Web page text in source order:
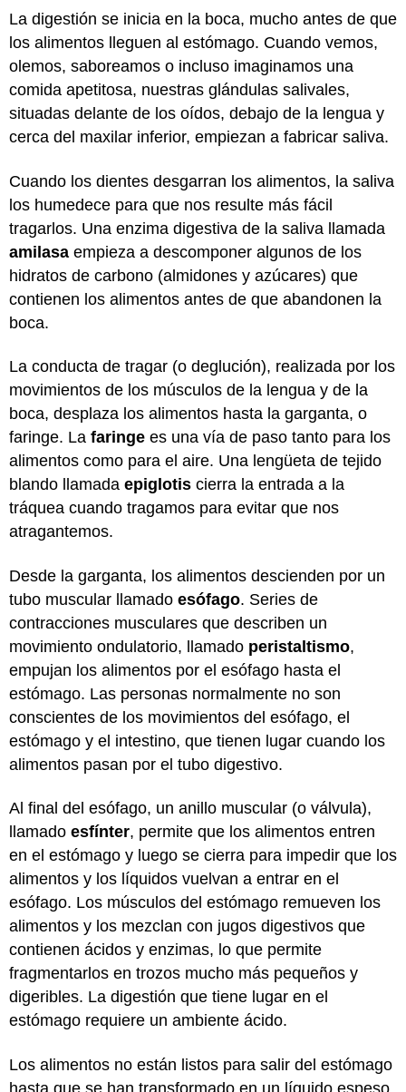
La digestión se inicia en la boca, mucho antes de que
los alimentos lleguen al estómago. Cuando vemos,
olemos, saboreamos o incluso imaginamos una
comida apetitosa, nuestras glándulas salivales,
situadas delante de los oídos, debajo de la lengua y
cerca del maxilar inferior, empiezan a fabricar saliva.
Cuando los dientes desgarran los alimentos, la saliva
los humedece para que nos resulte más fácil
tragarlos. Una enzima digestiva de la saliva llamada
amilasa empieza a descomponer algunos de los
hidratos de carbono (almidones y azúcares) que
contienen los alimentos antes de que abandonen la
boca.
La conducta de tragar (o deglución), realizada por los
movimientos de los músculos de la lengua y de la
boca, desplaza los alimentos hasta la garganta, o
faringe. La faringe es una vía de paso tanto para los
alimentos como para el aire. Una lengüeta de tejido
blando llamada epiglotis cierra la entrada a la
tráquea cuando tragamos para evitar que nos
atragantemos.
Desde la garganta, los alimentos descienden por un
tubo muscular llamado esófago. Series de
contracciones musculares que describen un
movimiento ondulatorio, llamado peristaltismo,
empujan los alimentos por el esófago hasta el
estómago. Las personas normalmente no son
conscientes de los movimientos del esófago, el
estómago y el intestino, que tienen lugar cuando los
alimentos pasan por el tubo digestivo.
Al final del esófago, un anillo muscular (o válvula),
llamado esfínter, permite que los alimentos entren
en el estómago y luego se cierra para impedir que los
alimentos y los líquidos vuelvan a entrar en el
esófago. Los músculos del estómago remueven los
alimentos y los mezclan con jugos digestivos que
contienen ácidos y enzimas, lo que permite
fragmentarlos en trozos mucho más pequeños y
digeribles. La digestión que tiene lugar en el
estómago requiere un ambiente ácido.
Los alimentos no están listos para salir del estómago
hasta que se han transformado en un líquido espeso